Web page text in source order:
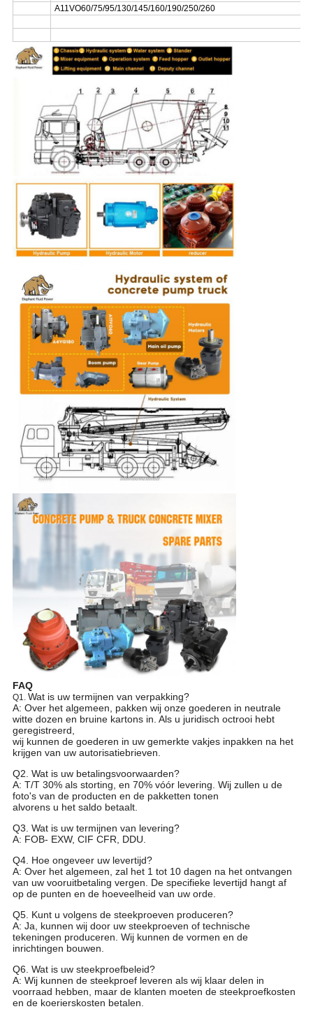
A11VO60/75/95/130/145/160/190/250/260
FAQ
Q1. Wat is uw termijnen van verpakking?
A: Over het algemeen, pakken wij onze goederen in neutrale
witte dozen en bruine kartons in. Als u juridisch octrooi hebt
geregistreerd,
wij kunnen de goederen in uw gemerkte vakjes inpakken na het
krijgen van uw autorisatiebrieven.
Q2. Wat is uw betalingsvoorwaarden?
A: T/T 30% als storting, en 70% vóór levering. Wij zullen u de
foto's van de producten en de pakketten tonen
alvorens u het saldo betaalt.
Q3. Wat is uw termijnen van levering?
A: FOB- EXW, CIF CFR, DDU.
Q4. Hoe ongeveer uw levertijd?
A: Over het algemeen, zal het 1 tot 10 dagen na het ontvangen
van uw vooruitbetaling vergen. De specifieke levertijd hangt af
op de punten en de hoeveelheid van uw orde.
Q5. Kunt u volgens de steekproeven produceren?
A: Ja, kunnen wij door uw steekproeven of technische
tekeningen produceren. Wij kunnen de vormen en de
inrichtingen bouwen.
Q6. Wat is uw steekproefbeleid?
A: Wij kunnen de steekproef leveren als wij klaar delen in
voorraad hebben, maar de klanten moeten de steekproefkosten
en de koerierskosten betalen.